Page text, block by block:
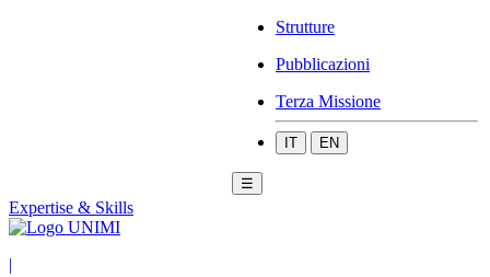
Strutture
Pubblicazioni
Terza Missione
IT EN
☰
Expertise & Skills
|